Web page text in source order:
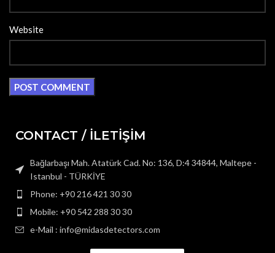
Website
CONTACT / İLETİŞİM
Bağlarbaşı Mah. Atatürk Cad. No: 136, D:4 34844, Maltepe -
Istanbul - TÜRKİYE
Phone: +90 216 421 30 30
Mobile: +90 542 288 30 30
e-Mail : info@midasdetectors.com